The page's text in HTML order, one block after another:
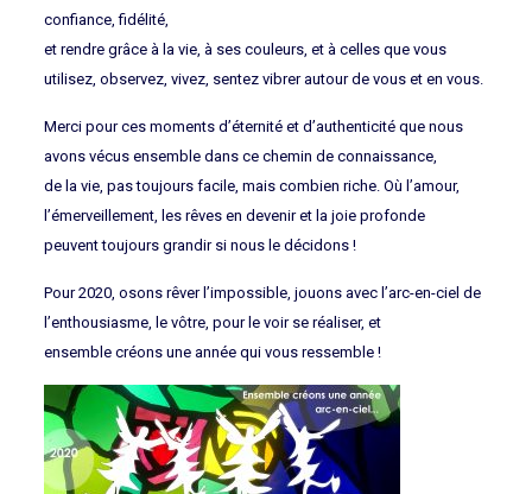
confiance, fidélité,
et rendre grâce à la vie, à ses couleurs, et à celles que vous
utilisez, observez, vivez, sentez vibrer autour de vous et en vous.
Merci pour ces moments d’éternité et d’authenticité que nous
avons vécus ensemble dans ce chemin de connaissance,
de la vie, pas toujours facile, mais combien riche. Où l’amour,
l’émerveillement, les rêves en devenir et la joie profonde
peuvent toujours grandir si nous le décidons !
Pour 2020, osons rêver l’impossible, jouons avec l’arc-en-ciel de
l’enthousiasme, le vôtre, pour le voir se réaliser, et
ensemble créons une année qui vous ressemble !